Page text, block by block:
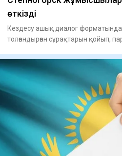
өткізді
Кездесу ашық диалог форматында
толғандырған сұрақтарын қойып,